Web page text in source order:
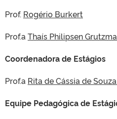
Prof. Rogério Burkert
Prof.a Thaís Philipsen
Coordenadora de Estágios
Prof.a Rita de Cássia de
Equipe Pedagógica de